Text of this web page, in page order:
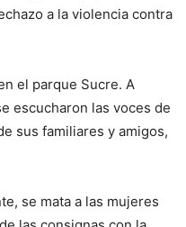
a la violencia contra
el parque Sucre. A
escucharon las voces de
sus familiares y amigos,
se mata a las mujeres